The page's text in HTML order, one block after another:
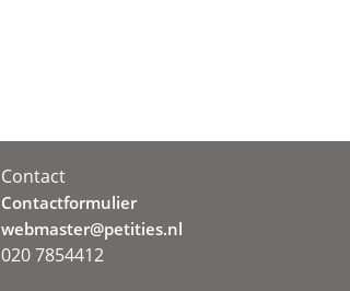
Contact
Contactformulier
webmaster@petities.nl
020 7854412